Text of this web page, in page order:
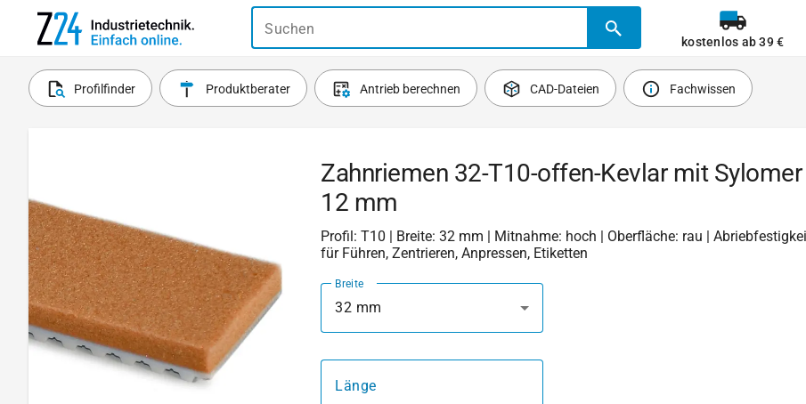
Suchen
kostenlos ab 39 €
Profilfinder Produktberater Antrieb berechnen CAD-Dateien Fachwissen
Zahnriemen 32-T10-offen-Kevlar mit Sylomer
12 mm
Profil: T10 | Breite: 32 mm | Mitnahme: hoch | Oberfläche: rau |
für Führen, Zentrieren, Anpressen, Etiketten
Breite
32 mm
Länge